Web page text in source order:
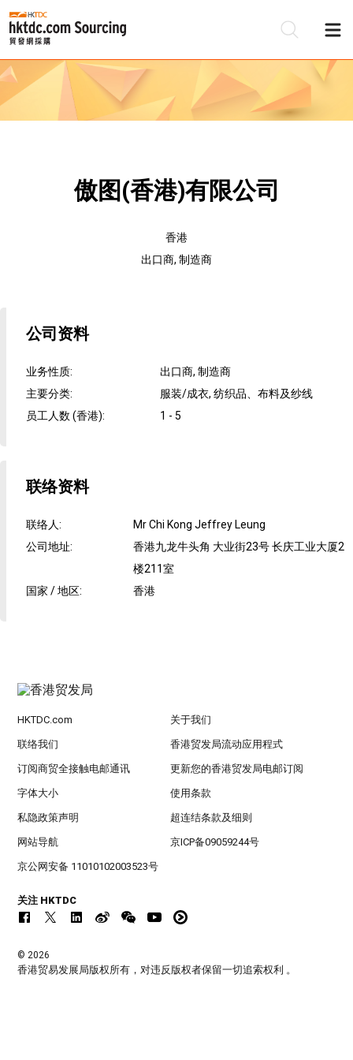
傲图(香港)有限公司
香港
出口商, 制造商
公司资料
业务性质:
出口商, 制造商
主要分类:
服装/成衣, 纺织品、布料及纱线
员工人数 (香港): 1 - 5
联络资料
联络人:
Mr Chi Kong Jeffrey Leung
公司地址:
香港九龙牛头角 大业街23号 长庆工业大厦2
楼211室
国家 / 地区: 香港
HKTDC.com 关于我们
联络我们 香港贸发局流动应用程式
订阅商贸全接触电邮通讯 更新您的香港贸发局电邮订阅
字体大小 使用条款
私隐政策声明 超连结条款及细则
网站导航 京ICP备09059244号
京公网安备 11010102003523号
关注 HKTDC
© 2026
香港贸易发展局版权所有，对违反版权者保留一切追索权利 。